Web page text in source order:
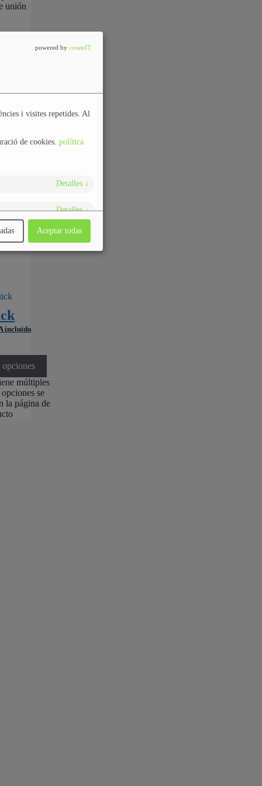
unión
incluido
opciones
múltiples
se
la página de
i visites repetides. Al
de cookies. política
Detalles ↓
Detalles ↓
Detalles
Aceptar todas
powered by createIT